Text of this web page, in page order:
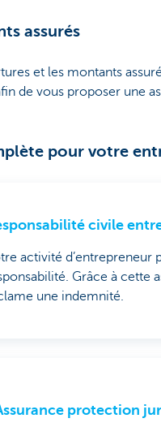
assurés
et les montants
de vous proposer une
pour votre
civile
activité d’entrepreneur
Grâce à cette
une indemnité.
protection